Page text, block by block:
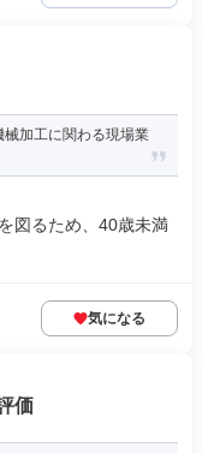
加工に関わる現場業
図るため、40歳未満
気になる
価